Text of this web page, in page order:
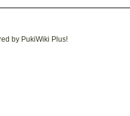
by PukiWiki Plus!